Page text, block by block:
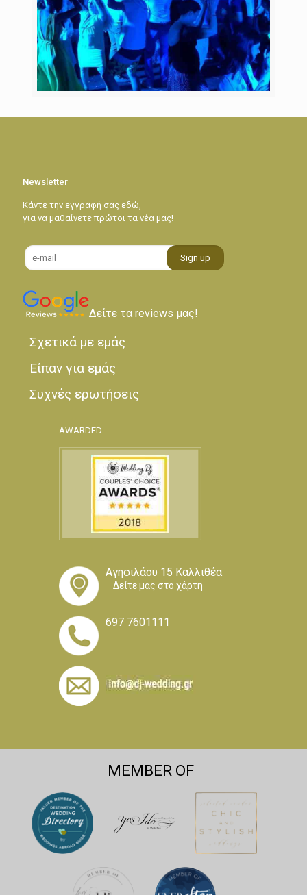
Newsletter
Κάντε την εγγραφή σας εδώ,
για να μαθαίνετε πρώτοι τα νέα μας!
Δείτε τα reviews μας!
Σχετικά με εμάς
Είπαν για εμάς
Συχνές ερωτήσεις
AWARDED
Αγησιλάου 15 Καλλιθέα
Δείτε μας στο χάρτη
697 7601111
MEMBER OF